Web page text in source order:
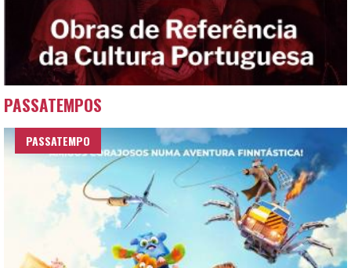
PASSATEMPOS
PASSATEMPO